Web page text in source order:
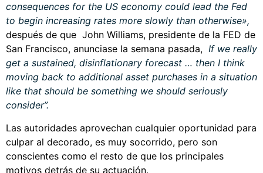
consequences for the US economy could lead the Fed
to begin increasing rates more slowly than otherwise»,
después de que John Williams, presidente de la FED de
San Francisco, anunciase la semana pasada, If we really
get a sustained, disinflationary forecast … then I think
moving back to additional asset purchases in a situation
like that should be something we should seriously
consider”.
Las autoridades aprovechan cualquier oportunidad para
culpar al decorado, es muy socorrido, pero son
conscientes como el resto de que los principales
motivos detrás de su actuación.